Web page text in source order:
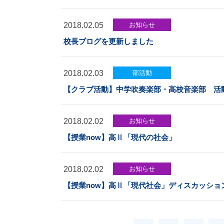
2018.02.05 お知らせ
校長ブログを更新しました
2018.02.03 部活動
【クラブ活動】中学吹奏楽部・高校音楽部 活
2018.02.02 お知らせ
【授業now】高Ⅱ「現代の社会」
2018.02.02 お知らせ
【授業now】高Ⅱ「現代社会」ディスカッショ